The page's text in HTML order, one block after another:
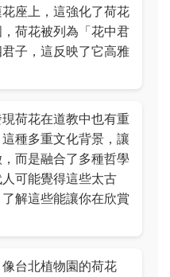
座上，這強化了荷花
荷花被列為「花中君
子，這反映了它高雅
荷花在道教中也有重
種多重文化背景，讓
而是融合了多種哲學
可能覺得這些太古
解這些能讓你在欣賞
台北植物園的荷花